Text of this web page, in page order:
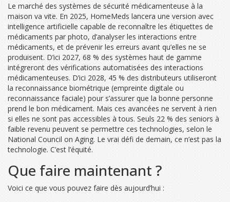
Le marché des systèmes de sécurité médicamenteuse à la
maison va vite. En 2025, HomeMeds lancera une version avec
intelligence artificielle capable de reconnaître les étiquettes de
médicaments par photo, d’analyser les interactions entre
médicaments, et de prévenir les erreurs avant qu’elles ne se
produisent. D’ici 2027, 68 % des systèmes haut de gamme
intégreront des vérifications automatisées des interactions
médicamenteuses. D’ici 2028, 45 % des distributeurs utiliseront
la reconnaissance biométrique (empreinte digitale ou
reconnaissance faciale) pour s’assurer que la bonne personne
prend le bon médicament. Mais ces avancées ne servent à rien
si elles ne sont pas accessibles à tous. Seuls 22 % des seniors à
faible revenu peuvent se permettre ces technologies, selon le
National Council on Aging. Le vrai défi de demain, ce n’est pas la
technologie. C’est l’équité.
Que faire maintenant ?
Voici ce que vous pouvez faire dès aujourd’hui :